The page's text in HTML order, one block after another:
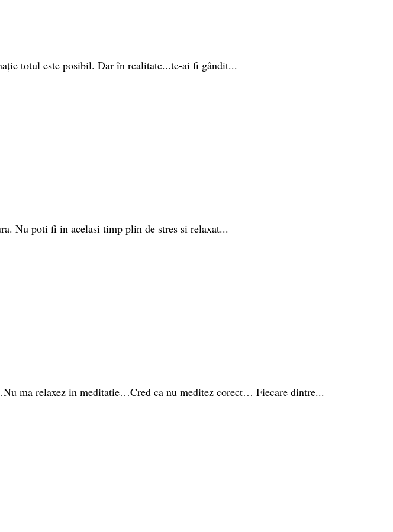
totul este posibil. Dar în realitate...te-ai fi gândit...
Nu poti fi in acelasi timp plin de stres si relaxat...
ma relaxez in meditatie…Cred ca nu meditez corect… Fiecare dintre...